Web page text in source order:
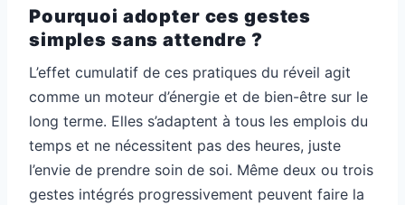
Pourquoi adopter ces gestes
simples sans attendre ?
L’effet cumulatif de ces pratiques du réveil agit
comme un moteur d’énergie et de bien-être sur le
long terme. Elles s’adaptent à tous les emplois du
temps et ne nécessitent pas des heures, juste
l’envie de prendre soin de soi. Même deux ou trois
gestes intégrés progressivement peuvent faire la